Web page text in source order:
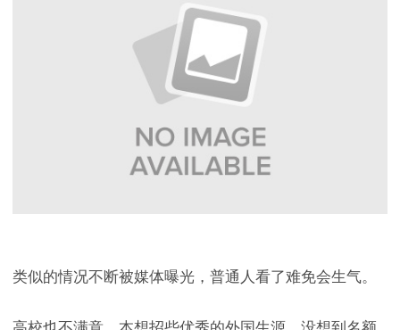
类似的情况不断被媒体曝光，普通人看了难免会生气。